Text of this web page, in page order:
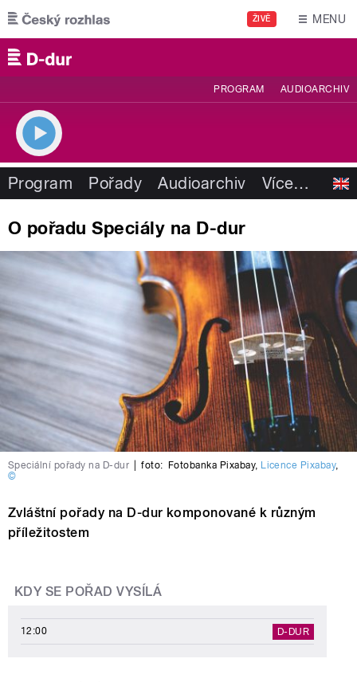
Přejít k hlavnímu obsahu
ŽIVĚ MENU
PROGRAM AUDIOARCHIV
Program Pořady Audioarchiv Více…
O pořadu Speciály na D-dur
Speciální pořady na D-dur foto: Fotobanka Pixabay, Licence Pixabay,
©
Zvláštní pořady na D-dur komponované k různým
příležitostem
KDY SE POŘAD VYSÍLÁ
12:00 D-DUR